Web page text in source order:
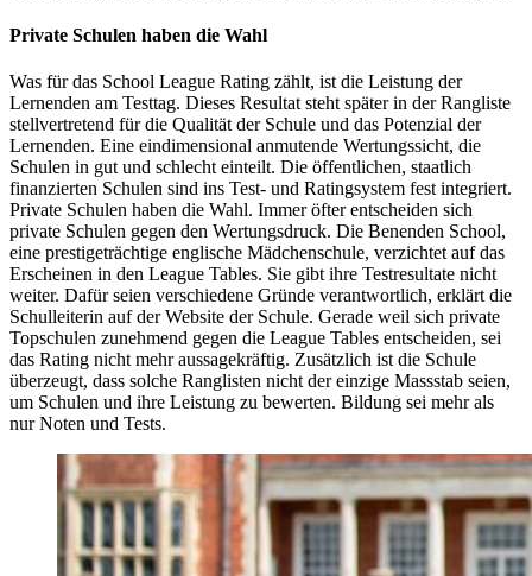
Private Schulen haben die Wahl
Was für das School League Rating zählt, ist die Leistung der
Lernenden am Testtag. Dieses Resultat steht später in der Rangliste
stellvertretend für die Qualität der Schule und das Potenzial der
Lernenden. Eine eindimensional anmutende Wertungssicht, die
Schulen in gut und schlecht einteilt. Die öffentlichen, staatlich
finanzierten Schulen sind ins Test- und Ratingsystem fest integriert.
Private Schulen haben die Wahl. Immer öfter entscheiden sich
private Schulen gegen den Wertungsdruck. Die Benenden School,
eine prestigeträchtige englische Mädchenschule, verzichtet auf das
Erscheinen in den League Tables. Sie gibt ihre Testresultate nicht
weiter. Dafür seien verschiedene Gründe verantwortlich, erklärt die
Schulleiterin auf der Website der Schule. Gerade weil sich private
Topschulen zunehmend gegen die League Tables entscheiden, sei
das Rating nicht mehr aussagekräftig. Zusätzlich ist die Schule
überzeugt, dass solche Ranglisten nicht der einzige Massstab seien,
um Schulen und ihre Leistung zu bewerten. Bildung sei mehr als
nur Noten und Tests.